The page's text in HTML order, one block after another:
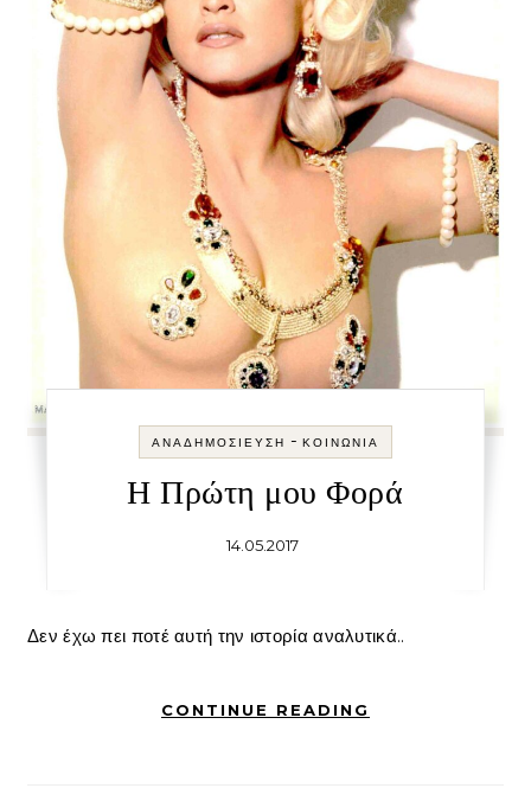
ΑΝΑΔΗΜΟΣΊΕΥΣΗ - ΚΟΙΝΩΝΊΑ
Η Πρώτη μου Φορά
14.05.2017
Δεν έχω πει ποτέ αυτή την ιστορία αναλυτικά..
CONTINUE READING